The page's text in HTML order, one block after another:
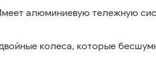
алюминиевую тележную
колеса, которые